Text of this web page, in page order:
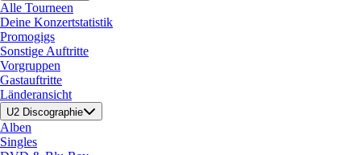
Alle Tourneen
Deine Konzertstatistik
Promogigs
Sonstige Auftritte
Vorgruppen
Gastauftritte
Länderansicht
U2 Discographie
Alben
Singles